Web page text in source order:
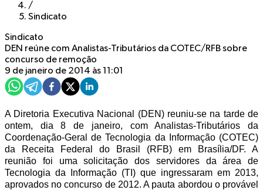
/
Sindicato
Sindicato
DEN reúne com Analistas-Tributários da COTEC/RFB sobre
concurso de remoção
9 de janeiro de 2014 às 11:01
A Diretoria Executiva Nacional (DEN) reuniu-se na tarde de
ontem, dia 8 de janeiro, com Analistas-Tributários da
Coordenação-Geral de Tecnologia da Informação (COTEC)
da Receita Federal do Brasil (RFB) em Brasília/DF. A
reunião foi uma solicitação dos servidores da área de
Tecnologia da Informação (TI) que ingressaram em 2013,
aprovados no concurso de 2012. A pauta abordou o provável